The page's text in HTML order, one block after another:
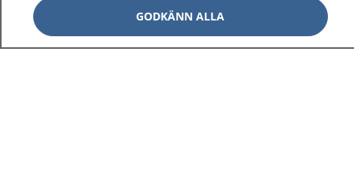
GODKÄNN ALLA